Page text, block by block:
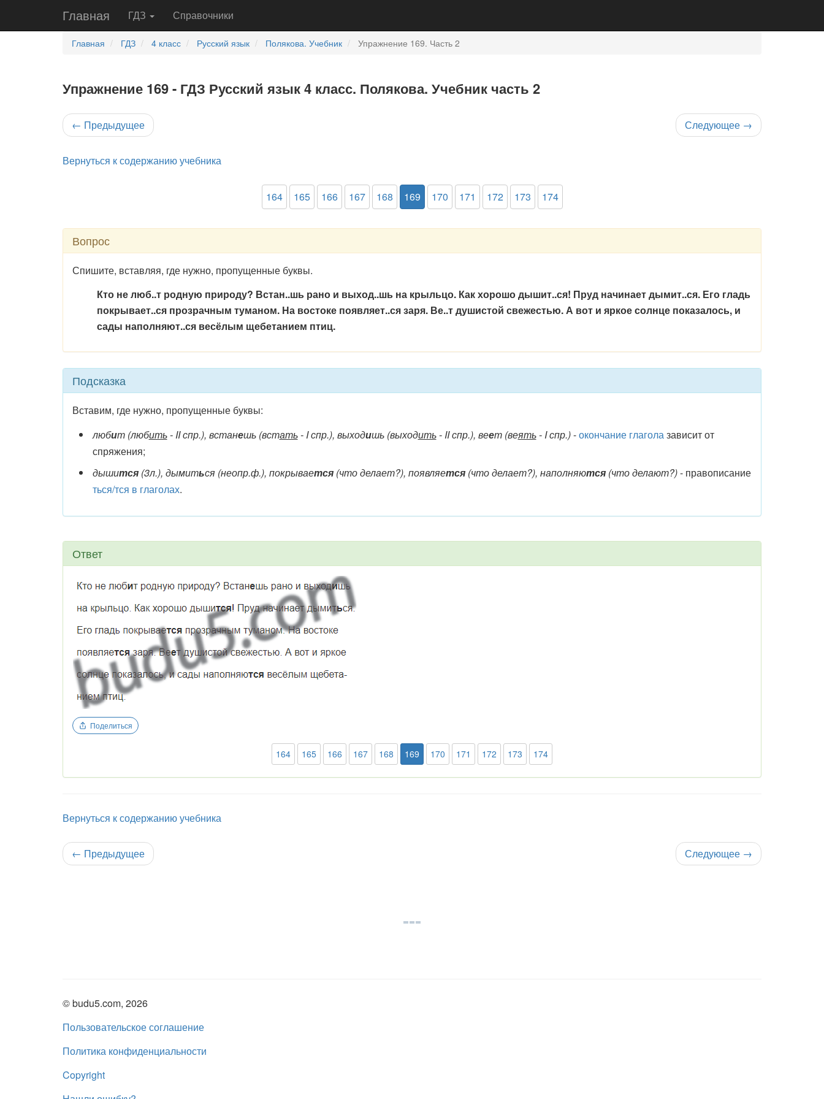
Главная ГДЗ Справочники
Главная ГДЗ 4 класс Русский язык Полякова. Учебник Упражнение 169. Часть 2
Упражнение 169 - ГДЗ Русский язык 4 класс. Полякова. Учебник часть 2
← Предыдущее Следующее →
Вернуться к содержанию учебника
164 165 166 167 168 169 170 171 172 173 174
Вопрос
Спишите, вставляя, где нужно, пропущенные буквы.
Кто не люб..т родную природу? Встан..шь рано и выход..шь на крыльцо. Как хорошо дышит..ся! Пруд начинает дымит..ся. Его гладь
покрывает..ся прозрачным туманом. На востоке появляет..ся заря. Ве..т душистой свежестью. А вот и яркое солнце показалось, и
сады наполняют..ся весёлым щебетанием птиц.
Подсказка
Вставим, где нужно, пропущенные буквы:
любит (любить- II спр.), встанешь (встать- I спр.), выходишь (выходить- II спр.), веет (веять- I спр.)-окончание глаголазависит от
спряжения;
дышится(3л.), дымиться (неопр.ф.), покрывается(что делает?), появляется(что делает?), наполняются(что делают?)- правописание
ться/тся в глаголах.
Ответ
Поделиться
164 165 166 167 168 169 170 171 172 173 174
Вернуться к содержанию учебника
← Предыдущее Следующее →
© budu5.com, 2026
Пользовательское соглашение
Политика конфиденциальности
Copyright